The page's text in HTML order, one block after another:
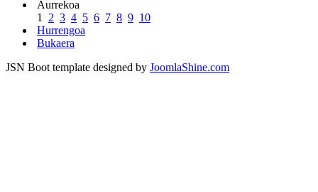
Aurrekoa
1
2 3 4 5 6 7 8 9 10
Hurrengoa
Bukaera
JSN Boot template designed by JoomlaShine.com